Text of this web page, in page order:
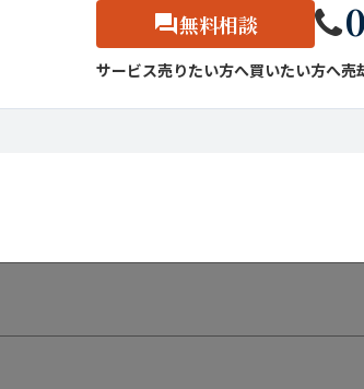
無料相談
サービス売りたい方へ買いたい方へ売